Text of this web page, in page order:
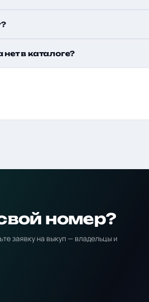
в каталоге?
номер?
заявку на выкуп — владельцы и